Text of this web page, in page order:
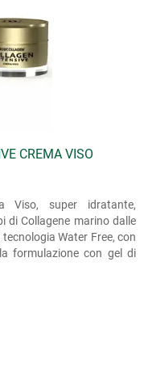
CREMA VISO
Viso, super idratante,
di Collagene marino dalle
Water Free, con
formulazione con gel di